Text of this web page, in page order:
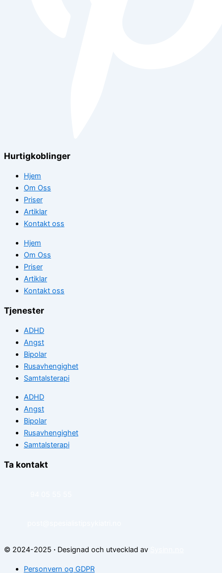
Hurtigkoblinger
Hjem
Om Oss
Priser
Artiklar
Kontakt oss
Hjem
Om Oss
Priser
Artiklar
Kontakt oss
Tjenester
ADHD
Angst
Bipolar
Rusavhengighet
Samtalsterapi
ADHD
Angst
Bipolar
Rusavhengighet
Samtalsterapi
Ta kontakt
© 2024-2025 · Designad och utvecklad av
Personvern og GDPR